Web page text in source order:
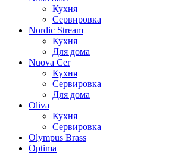
Кухня
Сервировка
Nordic Stream
Кухня
Для дома
Nuova Cer
Кухня
Сервировка
Для дома
Oliva
Кухня
Сервировка
Olympus Brass
Optima